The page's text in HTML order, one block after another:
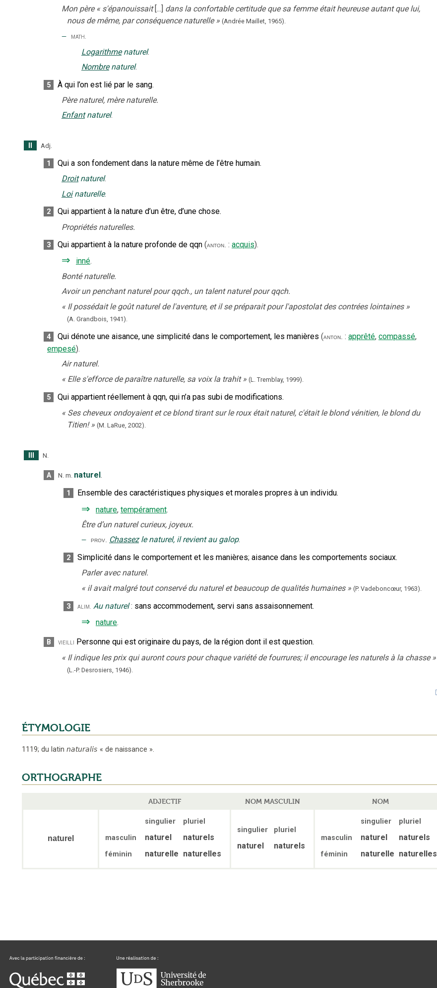
Mon père « s'épanouissait [...] dans la confortable certitude que sa femme était heureuse autant que lui,
nous de même, par conséquence naturelle » (Andrée Maillet, 1965).
‒ math.
Logarithme naturel.
Nombre naturel.
5
À qui l’on est lié par le sang.
Père naturel, mère naturelle.
Enfant naturel.
Adj.
1
Qui a son fondement dans la nature même de l’être humain.
Droit naturel.
Loi naturelle.
2
Qui appartient à la nature d’un être, d’une chose.
Propriétés naturelles.
3 Qui appartient à la nature profonde de qqn (anton. : acquis).
⇒ inné.
Bonté naturelle.
Avoir un penchant naturel pour qqch., un talent naturel pour qqch.
« Il possédait le goût naturel de l'aventure, et il se préparait pour l'apostolat des contrées lointaines »
(A. Grandbois, 1941).
4 Qui dénote une aisance, une simplicité dans le comportement, les manières (anton. : apprêté, compassé,
empesé).
Air naturel.
« Elle s'efforce de paraître naturelle, sa voix la trahit » (L. Tremblay, 1999).
5
Qui appartient réellement à qqn, qui n’a pas subi de modifications.
« Ses cheveux ondoyaient et ce blond tirant sur le roux était naturel, c'était le blond vénitien, le blond du
Titien! » (M. LaRue, 2002).
N.
A N. m. naturel.
1 Ensemble des caractéristiques physiques et morales propres à un individu.
⇒ nature, tempérament.
Être d’un naturel curieux, joyeux.
‒ prov. Chassez le naturel, il revient au galop.
2 Simplicité dans le comportement et les manières; aisance dans les comportements sociaux.
Parler avec naturel.
« il avait malgré tout conservé du naturel et beaucoup de qualités humaines » (P. Vadeboncœur, 1963).
3 alim. Au naturel : sans accommodement, servi sans assaisonnement.
⇒ nature.
B vieilli Personne qui est originaire du pays, de la région dont il est question.
« Il indique les prix qui auront cours pour chaque variété de fourrures; il encourage les naturels à la chasse »
(L.-P. Desrosiers, 1946).
ÉTYMOLOGIE
1119; du latin naturalis « de naissance ».
ORTHOGRAPHE
ADJECTIF NOM MASCULIN NOM
naturel
singulier
pluriel
masculin
naturel naturels
féminin naturelle naturelles
singulier pluriel
naturel naturels
singulier
pluriel
masculin
naturel naturels
féminin naturelle naturelles